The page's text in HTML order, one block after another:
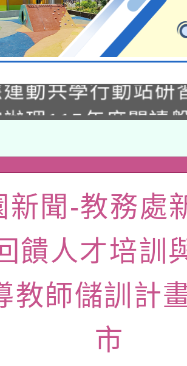
學年度第2次
結果公告(無人
動共學行動站研
理115年度閱讀
位素養講師名單
內容與教學軟體
」
大陸委員會函釋公
間赴陸應申請許可
經濟部水利署委託
研究院辦理「
績優單位及節水達
8月22日(星期六
市孔廟祈福系列
年桃園地景藝術
115學年度第2次
新聞-教務處
饋人才培訓
教師儲訓計
市